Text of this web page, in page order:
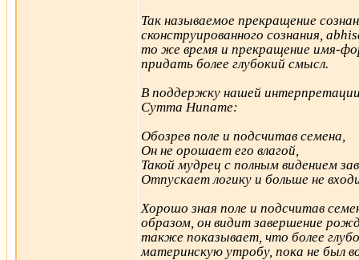
Так называемое прекращение
сконструированного сознания,
то же время и прекращение имя-
придать более глубокий смысл.
В поддержку нашей
Сутта Нипате:
Обозрев поле и подсчитав семена,
Он не орошает его влагой,
Такой мудрец с полным видением
Отпускает логику и больше не
Хорошо зная поле и подсчитав
образом, он видит завершение
также показывает, что более
материнскую утробу, пока не был